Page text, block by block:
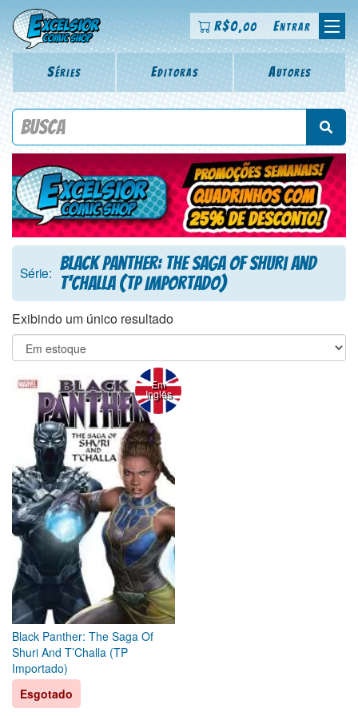
R$0,00 Entrar
Séries Editoras Autores
Procure por título da revista, personagem, série, escritor,
Série: Black Panther: The Saga Of Shuri And
T'Challa (TP Importado)
Exibindo um único resultado
Black Panther: The Saga Of
Shuri And T’Challa (TP
Importado)
Esgotado
Em
Inglês